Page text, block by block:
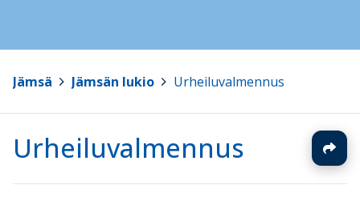
Jämsä Jämsän lukio Urheiluvalmennus
Urheiluvalmennus